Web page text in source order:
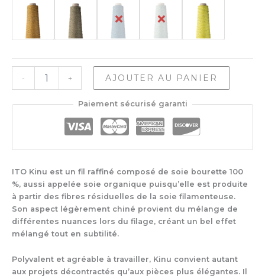
-
Kinu
+ AJOUTER AU PANIER
Paiement sécurisé garanti
ITO Kinu est un fil raffiné composé de soie bourette 100
%, aussi appelée soie organique puisqu’elle est produite
à partir des fibres résiduelles de la soie filamenteuse.
Son aspect légèrement chiné provient du mélange de
différentes nuances lors du filage, créant un bel effet
mélangé tout en subtilité.
Polyvalent et agréable à travailler, Kinu convient autant
aux projets décontractés qu’aux pièces plus élégantes. Il